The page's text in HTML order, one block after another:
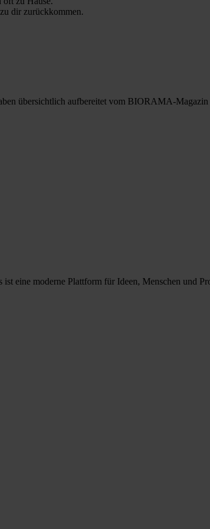
dir zurückkommen.
übersichtlich aufbereitet vom BIORAMA-
eine moderne Plattform für Ideen, Menschen und